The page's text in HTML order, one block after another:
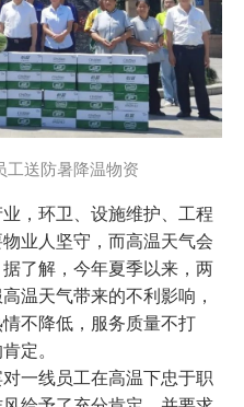
送防暑降温物资
，环卫、设施维护、工程
业人坚守，而高温天气会
了解，今年夏季以来，两
温天气带来的不利影响，
不降低，服务质量不打
定。
一线员工在高温下忠于职